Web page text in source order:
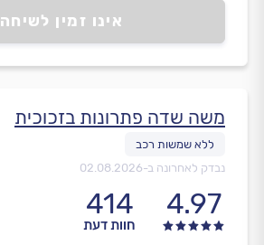
אינו זמין לשיחה
משה שדה פתרונות בזכוכית
נבדק לאחרונה ב-02.08.2026
4.97
414
חוות דעת